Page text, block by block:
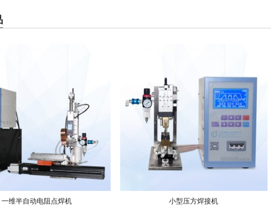
一维半自动电阻点焊机 小型压方焊接机